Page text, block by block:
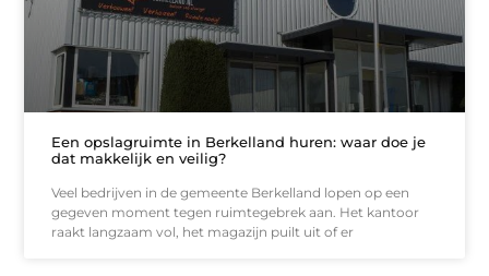
Een opslagruimte in Berkelland huren: waar doe je
dat makkelijk en veilig?
Veel bedrijven in de gemeente Berkelland lopen op een
gegeven moment tegen ruimtegebrek aan. Het kantoor
raakt langzaam vol, het magazijn puilt uit of er